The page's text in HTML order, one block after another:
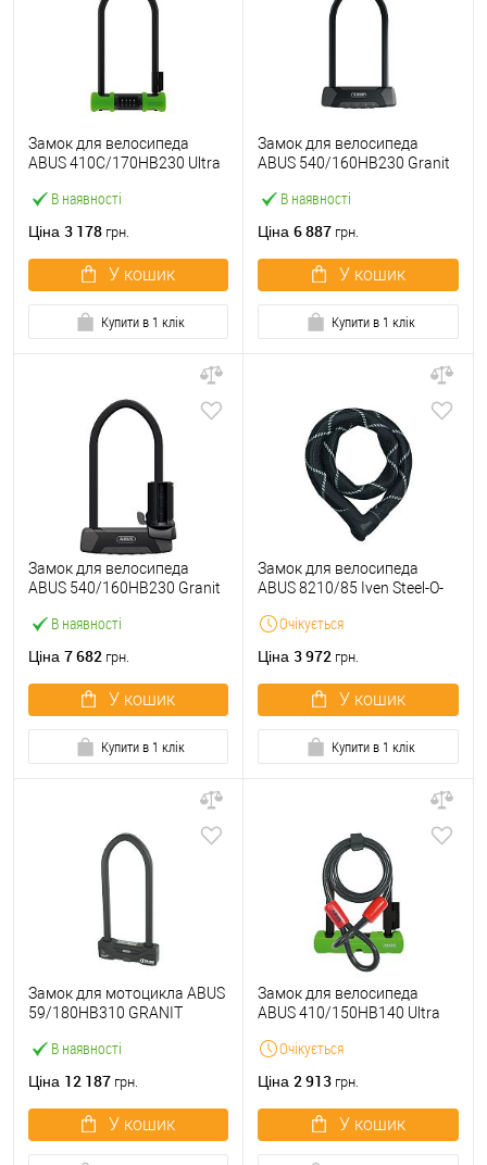
В наявності
Замок для велосипеда
ABUS 410C/170HB230 Ultra
кодовий Green зелений
Ціна 3 178 грн.
У кошик
Купити в 1 клік
В наявності
Замок для велосипеда
ABUS 540/160HB230 Granit
Ціна 6 887 грн.
У кошик
Купити в 1 клік
В наявності
Замок для велосипеда
ABUS 540/160HB230 Granit
Ціна 7 682 грн.
У кошик
Купити в 1 клік
Очікується
Замок для велосипеда
ABUS 8210/85 Iven Steel-O-
ключа
Ціна 3 972 грн.
У кошик
Купити в 1 клік
В наявності
Замок для мотоцикла ABUS
59/180HB310 GRANIT
Ціна 12 187 грн.
У кошик
Очікується
Замок для велосипеда
ABUS 410/150HB140 Ultra
трос Cobra 10/120 120 см
Ціна 2 913 грн.
У кошик